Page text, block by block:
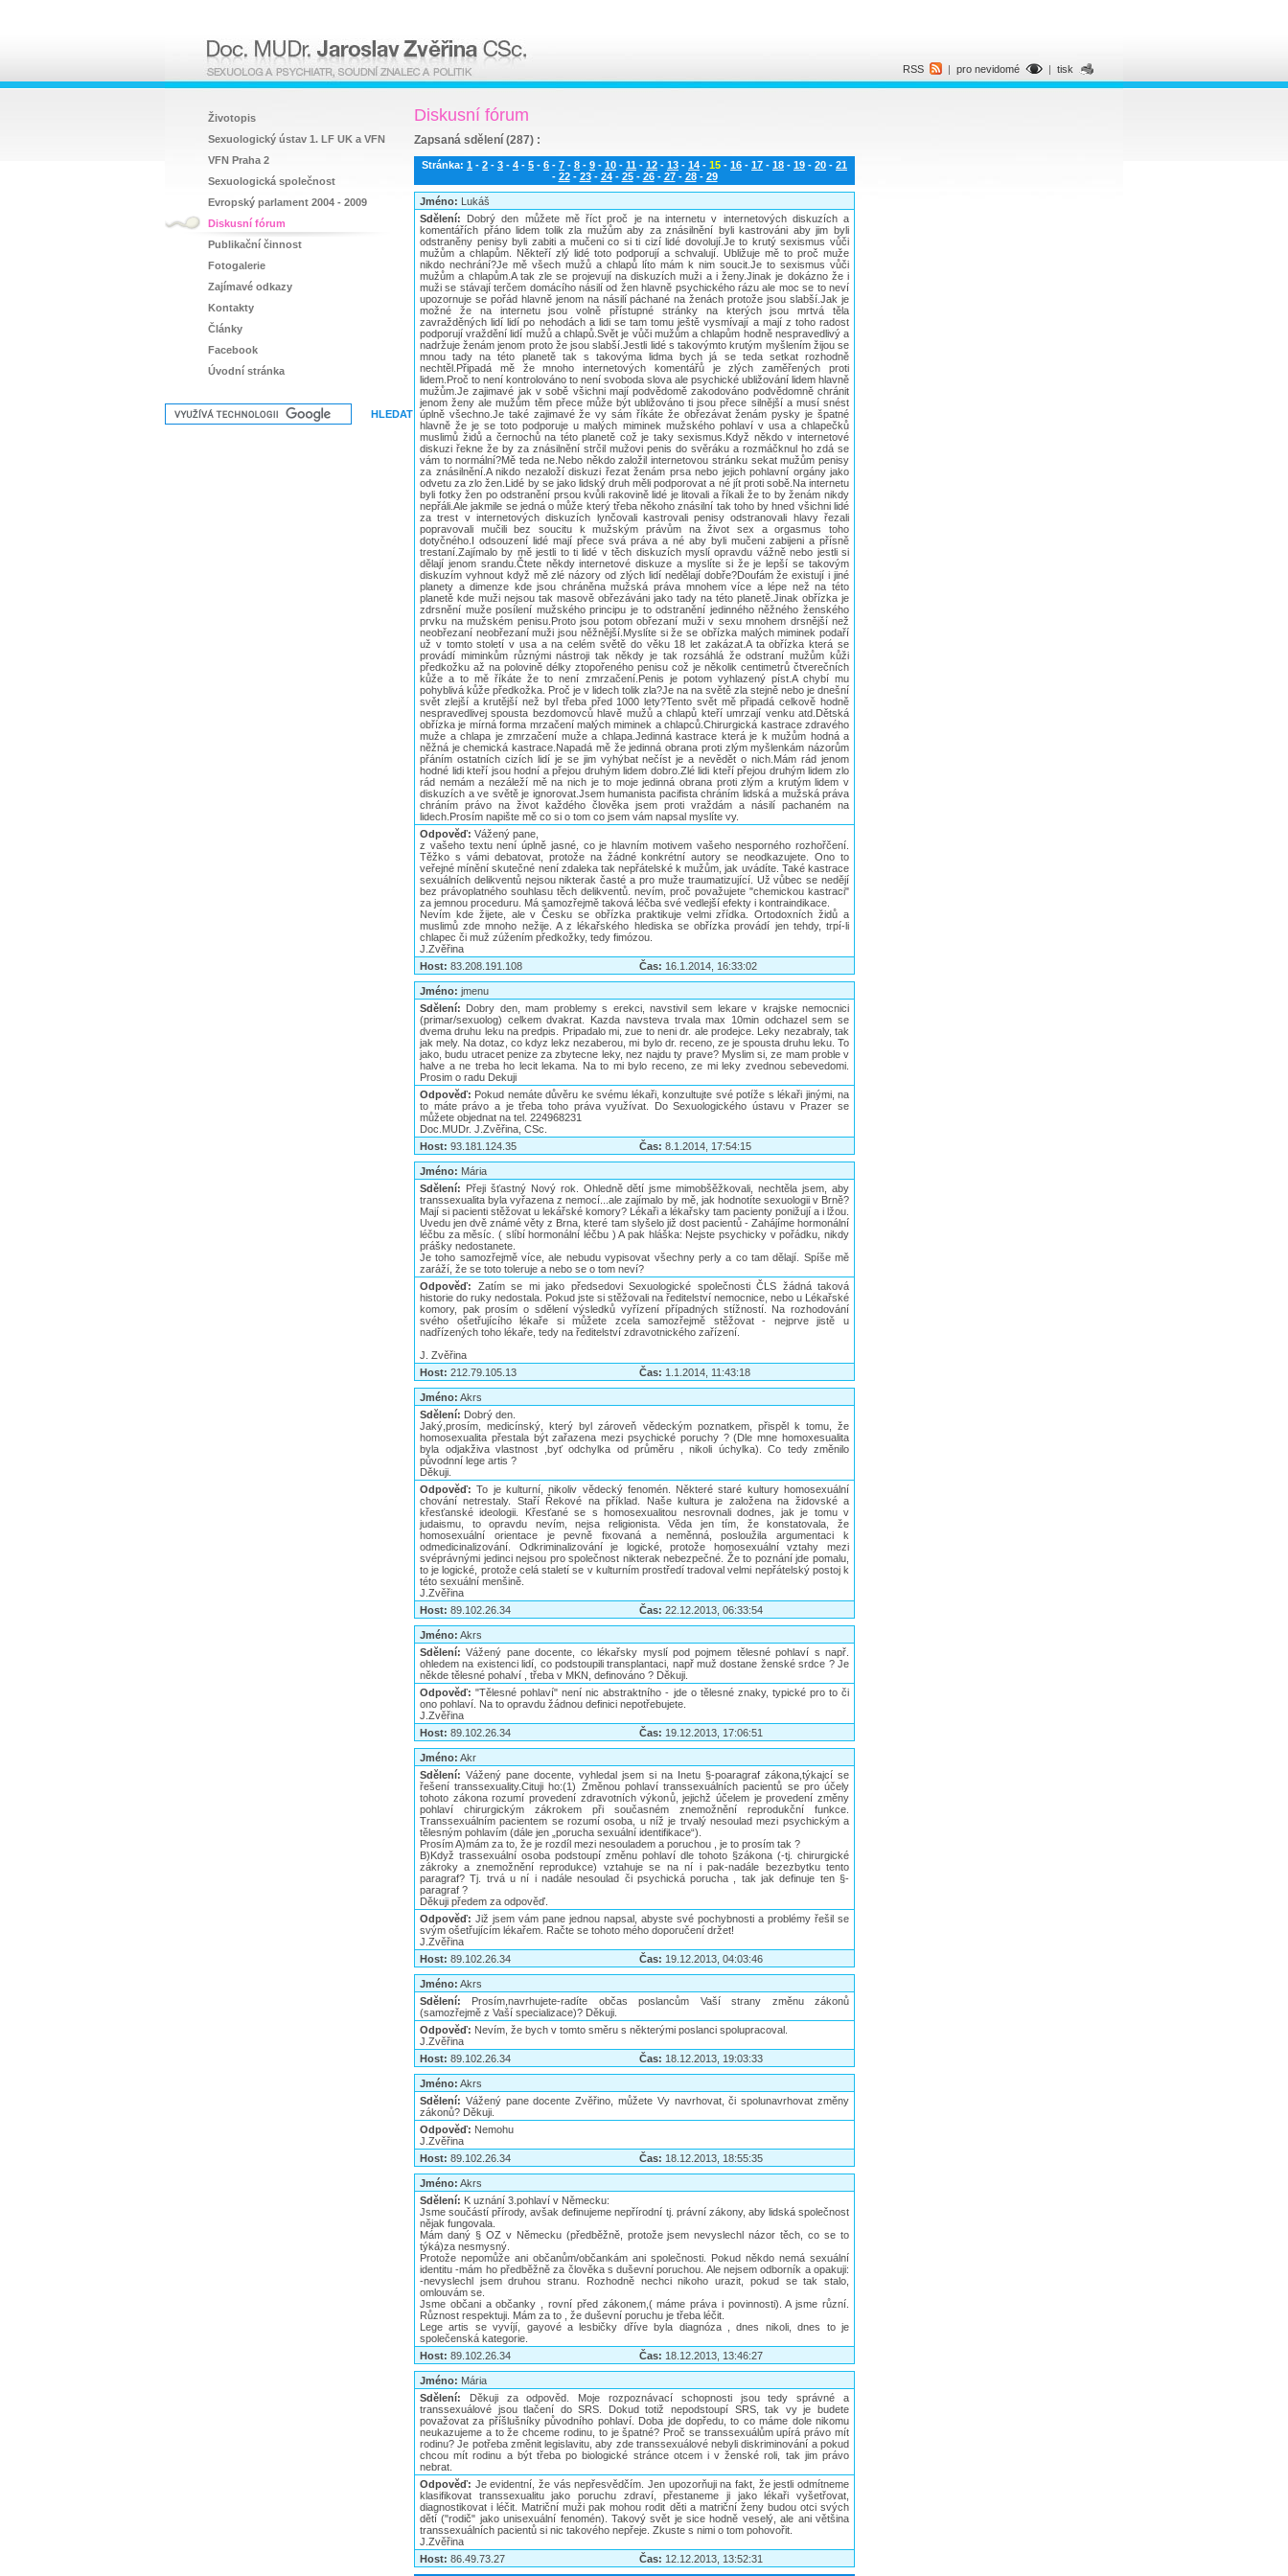
Diskusní fórum
Zapsaná sdělení (287) :
Stránka: 1 - 2 - 3 - 4 - 5 - 6 - 7 - 8 - 9 - 10 - 11 - 12 - 13 - 14 - 15 - 16 - 17 - 18 - 19 - 20 - 21
- 22- 23- 24- 25- 26- 27- 28- 29
Jméno: Lukáš
Sdělení: Dobrý den můžete mě říct proč je na internetu v internetových diskuzích a
komentářích přáno lidem tolik zla mužům aby za znásilnění byli kastrováni aby jim byli
odstraněny penisy byli zabiti a mučeni co si ti cizí lidé dovolují.Je to krutý sexismus vůči
mužům a chlapům. Někteří zlý lidé toto podporují a schvalují. Ubližuje mě to proč muže
nikdo nechrání?Je mě všech mužů a chlapů líto mám k nim soucit.Je to sexismus vůči
mužům a chlapům.A tak zle se projevují na diskuzích muži a i ženy.Jinak je dokázno že i
muži se stávají terčem domácího násilí od žen hlavně psychického rázu ale moc se to neví
upozornuje se pořád hlavně jenom na násilí páchané na ženách protože jsou slabší.Jak je
možné že na internetu jsou volně přístupné stránky na kterých jsou mrtvá těla
zavražděných lidí lidí po nehodách a lidi se tam tomu ještě vysmívají a mají z toho radost
podporují vraždění lidí mužů a chlapů.Svět je vůči mužům a chlapům hodně nespravedlivý a
nadržuje ženám jenom proto že jsou slabší.Jestli lidé s takovýmto krutým myšlením žijou se
mnou tady na této planetě tak s takovýma lidma bych já se teda setkat rozhodně
nechtěl.Připadá mě že mnoho internetových komentářů je zlých zaměřených proti
lidem.Proč to není kontrolováno to není svoboda slova ale psychické ubližování lidem hlavně
mužům.Je zajimavé jak v sobě všichni mají podvědomě zakodováno podvědomně chránit
jenom ženy ale mužům těm přece může být ubližováno ti jsou přece silnější a musí snést
úplně všechno.Je také zajimavé že vy sám říkáte že obřezávat ženám pysky je špatné
hlavně že je se toto podporuje u malých miminek mužského pohlaví v usa a chlapečků
muslimů židů a černochů na této planetě což je taky sexismus.Když někdo v internetové
diskuzi řekne že by za znásilnění strčil mužovi penis do svěráku a rozmáčknul ho zdá se
vám to normální?Mě teda ne.Nebo někdo založil internetovou stránku sekat mužům penisy
za znásilnění.A nikdo nezaloží diskuzi řezat ženám prsa nebo jejich pohlavní orgány jako
odvetu za zlo žen.Lidé by se jako lidský druh měli podporovat a né jít proti sobě.Na internetu
byli fotky žen po odstranění prsou kvůli rakovině lidé je litovali a říkali že to by ženám nikdy
nepřáli.Ale jakmile se jedná o může který třeba někoho znásilní tak toho by hned všichni lidé
za trest v internetových diskuzích lynčovali kastrovali penisy odstranovali hlavy řezali
popravovali mučili bez soucitu k mužským právům na život sex a orgasmus toho
dotyčného.I odsouzení lidé mají přece svá práva a né aby byli mučeni zabijeni a přísně
trestaní.Zajímalo by mě jestli to ti lidé v těch diskuzích myslí opravdu vážně nebo jestli si
dělají jenom srandu.Čtete někdy internetové diskuze a myslíte si že je lepší se takovým
diskuzím vyhnout když mě zlé názory od zlých lidí nedělají dobře?Doufám že existují i jiné
planety a dimenze kde jsou chráněna mužská práva mnohem více a lépe než na této
planetě kde muži nejsou tak masově obřezáváni jako tady na této planetě.Jinak obřízka je
zdrsnění muže posílení mužského principu je to odstranění jedinného něžného ženského
prvku na mužském penisu.Proto jsou potom obřezaní muži v sexu mnohem drsnější než
neobřezaní neobřezaní muži jsou něžnější.Myslíte si že se obřízka malých miminek podaří
už v tomto století v usa a na celém světě do věku 18 let zakázat.A ta obřízka která se
provádí miminkům různými nástroji tak někdy je tak rozsáhlá že odstraní mužům kůži
předkožku až na polovině délky ztopořeného penisu což je několik centimetrů čtverečních
kůže a to mě říkáte že to není zmrzačení.Penis je potom vyhlazený píst.A chybí mu
pohyblivá kůže předkožka. Proč je v lidech tolik zla?Je na na světě zla stejně nebo je dnešní
svět zlejší a krutější než byl třeba před 1000 lety?Tento svět mě připadá celkově hodně
nespravedlivej spousta bezdomovců hlavě mužů a chlapů kteří umrzají venku atd.Dětská
obřízka je mírná forma mrzačení malých miminek a chlapců.Chirurgická kastrace zdravého
muže a chlapa je zmrzačení muže a chlapa.Jedinná kastrace která je k mužům hodná a
něžná je chemická kastrace.Napadá mě že jedinná obrana proti zlým myšlenkám názorům
přáním ostatních cizích lidí je se jim vyhýbat nečíst je a nevědět o nich.Mám rád jenom
hodné lidi kteří jsou hodní a přejou druhým lidem dobro.Zlé lidi kteří přejou druhým lidem zlo
rád nemám a nezáleží mě na nich je to moje jedinná obrana proti zlým a krutým lidem v
diskuzích a ve světě je ignorovat.Jsem humanista pacifista chráním lidská a mužská práva
chráním právo na život každého člověka jsem proti vraždám a násilí pachaném na
lidech.Prosím napište mě co si o tom co jsem vám napsal myslíte vy.
Odpověď: Vážený pane,
z vašeho textu není úplně jasné, co je hlavním motivem vašeho nesporného rozhořčení.
Těžko s vámi debatovat, protože na žádné konkrétní autory se neodkazujete. Ono to
veřejné mínění skutečné není zdaleka tak nepřátelské k mužům, jak uvádíte. Také kastrace
sexuálních delikventů nejsou nikterak časté a pro muže traumatizující. Už vůbec se nedějí
bez právoplatného souhlasu těch delikventů. nevím, proč považujete "chemickou kastraci"
za jemnou proceduru. Má samozřejmě taková léčba své vedlejší efekty i kontraindikace.
Nevím kde žijete, ale v Česku se obřízka praktikuje velmi zřídka. Ortodoxních židů a
muslimů zde mnoho nežije. A z lékařského hlediska se obřízka provádí jen tehdy, trpí-li
chlapec či muž zúžením předkožky, tedy fimózou.
J.Zvěřina
Host: 83.208.191.108 Čas: 16.1.2014, 16:33:02
Jméno: jmenu
Sdělení: Dobry den, mam problemy s erekci, navstivil sem lekare v krajske nemocnici
(primar/sexuolog) celkem dvakrat. Kazda navsteva trvala max 10min odchazel sem se
dvema druhu leku na predpis. Pripadalo mi, zue to neni dr. ale prodejce. Leky nezabraly, tak
jak mely. Na dotaz, co kdyz lekz nezaberou, mi bylo dr. receno, ze je spousta druhu leku. To
jako, budu utracet penize za zbytecne leky, nez najdu ty prave? Myslim si, ze mam proble v
halve a ne treba ho lecit lekama. Na to mi bylo receno, ze mi leky zvednou sebevedomi.
Prosim o radu Dekuji
Odpověď: Pokud nemáte důvěru ke svému lékaři, konzultujte své potíže s lékaři jinými, na
to máte právo a je třeba toho práva využívat. Do Sexuologického ústavu v Prazer se
můžete objednat na tel. 224968231
Doc.MUDr. J.Zvěřina, CSc.
Host: 93.181.124.35 Čas: 8.1.2014, 17:54:15
Jméno: Mária
Sdělení: Přeji šťastný Nový rok. Ohledně dětí jsme mimobšěžkovali, nechtěla jsem, aby
transsexualita byla vyřazena z nemocí...ale zajímalo by mě, jak hodnotíte sexuologii v Brně?
Mají si pacienti stěžovat u lekářské komory? Lékaři a lékařsky tam pacienty ponižují a i lžou.
Uvedu jen dvě známé věty z Brna, které tam slyšelo již dost pacientů - Zahájíme hormonální
léčbu za měsíc. ( slíbí hormonální léčbu ) A pak hláška: Nejste psychicky v pořádku, nikdy
prášky nedostanete.
Je toho samozřejmě více, ale nebudu vypisovat všechny perly a co tam dělají. Spíše mě
zaráží, že se toto toleruje a nebo se o tom neví?
Odpověď: Zatím se mi jako předsedovi Sexuologické společnosti ČLS žádná taková
historie do ruky nedostala. Pokud jste si stěžovali na ředitelství nemocnice, nebo u Lékařské
komory, pak prosím o sdělení výsledků vyřízení případných stížností. Na rozhodování
svého ošetřujícího lékaře si můžete zcela samozřejmě stěžovat - nejprve jistě u
nadřízených toho lékaře, tedy na ředitelství zdravotnického zařízení.
J. Zvěřina
Host: 212.79.105.13 Čas: 1.1.2014, 11:43:18
Jméno: Akrs
Sdělení: Dobrý den.
Jaký,prosím, medicínský, který byl zároveň vědeckým poznatkem, přispěl k tomu, že
homosexualita přestala být zařazena mezi psychické poruchy ? (Dle mne homoxesualita
byla odjakživa vlastnost ,byť odchylka od průměru , nikoli úchylka). Co tedy změnilo
původnní lege artis ?
Děkuji.
Odpověď:To je kulturní, nikoliv vědecký fenomén. Některé staré kultury homosexuální
chování netrestaly. Staří Řekové na příklad. Naše kultura je založena na židovské a
křesťanské ideologii. Křesťané se s homosexualitou nesrovnali dodnes, jak je tomu v
judaismu, to opravdu nevím, nejsa religionista. Věda jen tím, že konstatovala, že
homosexuální orientace je pevně fixovaná a neměnná, posloužila argumentaci k
odmedicinalizování. Odkriminalizování je logické, protože homosexuální vztahy mezi
svéprávnými jedinci nejsou pro společnost nikterak nebezpečné. Že to poznání jde pomalu,
to je logické, protože celá staletí se v kulturním prostředí tradoval velmi nepřátelský postoj k
této sexuální menšině.
J.Zvěřina
Host: 89.102.26.34 Čas: 22.12.2013, 06:33:54
Jméno: Akrs
Sdělení:Vážený pane docente, co lékařsky myslí pod pojmem tělesné pohlaví s např.
ohledem na existenci lidí, co podstoupili transplantaci, např muž dostane ženské srdce ? Je
někde tělesné pohalví , třeba v MKN, definováno ? Děkuji.
Odpověď:"Tělesné pohlaví" není nic abstraktního - jde o tělesné znaky, typické pro to či
ono pohlaví. Na to opravdu žádnou definici nepotřebujete.
J.Zvěřina
Host: 89.102.26.34 Čas: 19.12.2013, 17:06:51
Jméno: Akr
Sdělení: Vážený pane docente, vyhledal jsem si na Inetu §-poaragraf zákona,týkajcí se
řešení transsexuality.Cituji ho:(1) Změnou pohlaví transsexuálních pacientů se pro účely
tohoto zákona rozumí provedení zdravotních výkonů, jejichž účelem je provedení změny
pohlaví chirurgickým zákrokem při současném znemožnění reprodukční funkce.
Transsexuálním pacientem se rozumí osoba, u níž je trvalý nesoulad mezi psychickým a
tělesným pohlavím (dále jen „porucha sexuální identifikace“).
Prosím A)mám za to, že je rozdíl mezi nesouladem a poruchou , je to prosím tak ?
B)Když trassexuální osoba podstoupí změnu pohlaví dle tohoto §zákona (-tj. chirurgické
zákroky a znemožnění reprodukce) vztahuje se na ní i pak-nadále bezezbytku tento
paragraf? Tj. trvá u ní i nadále nesoulad či psychická porucha , tak jak definuje ten §-
paragraf ?
Děkuji předem za odpověď.
Odpověď: Již jsem vám pane jednou napsal, abyste své pochybnosti a problémy řešil se
svým ošetřujícím lékařem. Račte se tohoto mého doporučení držet!
J.Zvěřina
Host: 89.102.26.34 Čas: 19.12.2013, 04:03:46
Jméno: Akrs
Sdělení: Prosím,navrhujete-radíte občas poslancům Vaší strany změnu zákonů
(samozřejmě z Vaší specializace)? Děkuji.
Odpověď: Nevím, že bych v tomto směru s některými poslanci spolupracoval.
J.Zvěřina
Host: 89.102.26.34 Čas: 18.12.2013, 19:03:33
Jméno: Akrs
Sdělení: Vážený pane docente Zvěřino, můžete Vy navrhovat, či spolunavrhovat změny
zákonů? Děkuji.
Odpověď: Nemohu
J.Zvěřina
Host: 89.102.26.34 Čas: 18.12.2013, 18:55:35
Jméno: Akrs
Sdělení: K uznání 3.pohlaví v Německu:
Jsme součástí přírody, avšak definujeme nepřírodní tj. právní zákony, aby lidská společnost
nějak fungovala.
Mám daný § OZ v Německu (předběžně, protože jsem nevyslechl názor těch, co se to
týká)za nesmysný.
Protože nepomůže ani občanům/občankám ani společnosti. Pokud někdo nemá sexuální
identitu -mám ho předběžně za člověka s duševní poruchou. Ale nejsem odborník a opakuji:
-nevyslechl jsem druhou stranu. Rozhodně nechci nikoho urazit, pokud se tak stalo,
omlouvám se.
Jsme občani a občanky , rovní před zákonem,( máme práva i povinnosti). A jsme různí.
Různost respektuji. Mám za to , že duševní poruchu je třeba léčit.
Lege artis se vyvíjí, gayové a lesbičky dříve byla diagnóza , dnes nikoli, dnes to je
společenská kategorie.
Host: 89.102.26.34 Čas: 18.12.2013, 13:46:27
Jméno: Mária
Sdělení: Děkuji za odpověd. Moje rozpoznávací schopnosti jsou tedy správné a
transsexuálové jsou tlačení do SRS. Dokud totiž nepodstoupí SRS, tak vy je budete
považovat za příšlušníky původního pohlaví. Doba jde dopředu, to co máme dole nikomu
neukazujeme a to že chceme rodinu, to je špatné? Proč se transsexuálům upírá právo mít
rodinu? Je potřeba změnit legislavitu, aby zde transsexuálové nebyli diskriminování a pokud
chcou mít rodinu a být třeba po biologické stránce otcem i v ženské roli, tak jim právo
nebrat.
Odpověď: Je evidentní, že vás nepřesvědčím. Jen upozorňuji na fakt, že jestli odmítneme
klasifikovat transsexualitu jako poruchu zdraví, přestaneme ji jako lékaři vyšetřovat,
diagnostikovat i léčit. Matriční muži pak mohou rodit děti a matriční ženy budou otci svých
dětí ("rodič" jako unisexuální fenomén). Takový svět je sice hodně veselý, ale ani většina
transsexuálních pacientů si nic takového nepřeje. Zkuste s nimi o tom pohovořit.
J.Zvěřina
Host: 86.49.73.27 Čas: 12.12.2013, 13:52:31
RSS | pro nevidomé | tisk
Životopis
Sexuologický ústav 1. LF UK a VFN
VFN Praha 2
Sexuologická společnost
Evropský parlament 2004 - 2009
Diskusní fórum
Publikační činnost
Fotogalerie
Zajímavé odkazy
Kontakty
Články
Facebook
Úvodní stránka